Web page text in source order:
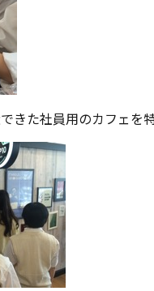
きた社員用のカフェを